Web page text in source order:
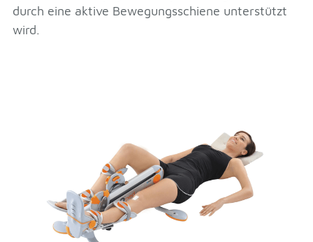
durch eine aktive Bewegungsschiene unterstützt
wird.